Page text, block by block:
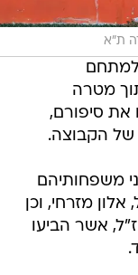
ת"א
למתחם
מטרה
את סיפורם,
הקבוצה.
משפחותיהם
מזרחי, וכן
אשר הביעו